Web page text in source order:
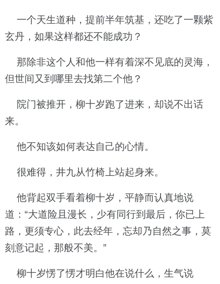
一个天生道种，提前半年筑基，还吃了一颗紫
玄丹，如果这样都还不能成功？
那除非这个人和他一样有着深不见底的灵海，
但世间又到哪里去找第二个他？
院门被推开，柳十岁跑了进来，却说不出话
来。
他不知该如何表达自己的心情。
很难得，井九从竹椅上站起身来。
他背起双手看着柳十岁，平静而认真地说
道：“大道险且漫长，少有同行到最后，你已上
路，更须专心，此去经年，忘却乃自然之事，莫
刻意记起，那般不美。”
柳十岁愣了愣才明白他在说什么，生气说